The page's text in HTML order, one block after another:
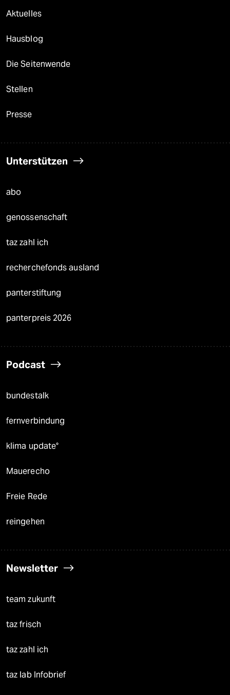
Aktuelles
Hausblog
Die Seitenwende
Stellen
Presse
Unterstützen
abo
genossenschaft
taz zahl ich
recherchefonds ausland
panterstiftung
panterpreis 2026
Podcast
bundestalk
fernverbindung
klima update°
Mauerecho
Freie Rede
reingehen
Newsletter
team zukunft
taz frisch
taz zahl ich
taz lab Infobrief